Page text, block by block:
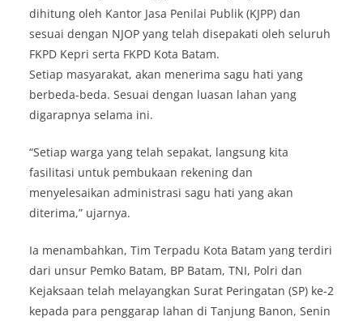
dihitung oleh Kantor Jasa Penilai Publik (KJPP) dan
sesuai dengan NJOP yang telah disepakati oleh seluruh
FKPD Kepri serta FKPD Kota Batam.
Setiap masyarakat, akan menerima sagu hati yang
berbeda-beda. Sesuai dengan luasan lahan yang
digarapnya selama ini.
“Setiap warga yang telah sepakat, langsung kita
fasilitasi untuk pembukaan rekening dan
menyelesaikan administrasi sagu hati yang akan
diterima,” ujarnya.
Ia menambahkan, Tim Terpadu Kota Batam yang terdiri
dari unsur Pemko Batam, BP Batam, TNI, Polri dan
Kejaksaan telah melayangkan Surat Peringatan (SP) ke-2
kepada para penggarap lahan di Tanjung Banon, Senin